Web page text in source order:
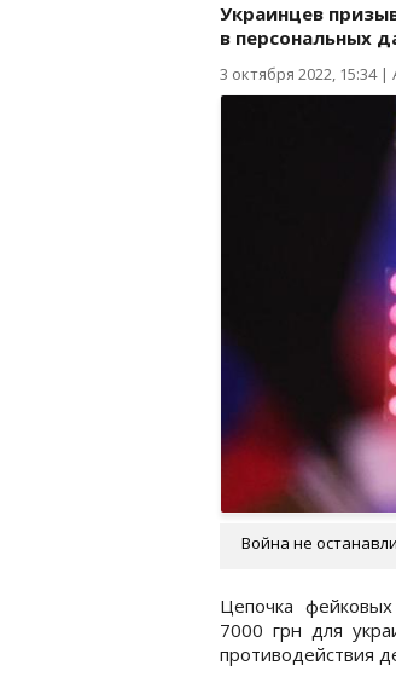
Украинцев
в персональных
3 октября 2022, 15:34|
Война не
Цепочка
7000 грн для
противодействия